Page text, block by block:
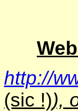
http://
(sic !)),